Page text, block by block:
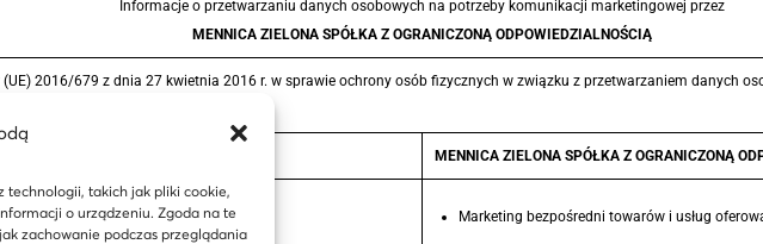
technologii, takich jak pliki cookie,
o urządzeniu. Zgoda na te
zachowanie podczas przeglądania
Informacje o przetwarzaniu danych osobowych na potrzeby komunikacji marketingowej przez
MENNICA ZIELONA SPÓŁKA Z OGRANICZONĄ ODPOWIEDZIALNOŚCIĄ
2016/679 z dnia 27 kwietnia 2016 r. w sprawie ochrony osób fizycznych w związku z przetwarzaniem danych
MENNICA ZIELONA SPÓŁKA Z OGRANICZONĄ
Marketing bezpośredni towarów i usług